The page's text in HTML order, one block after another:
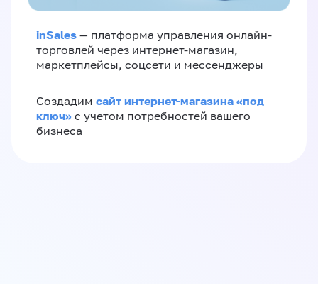
inSales — платформа управления онлайн-
торговлей через интернет-магазин,
маркетплейсы, соцсети и мессенджеры
Создадим сайт интернет-магазина «под
ключ» с учетом потребностей вашего
бизнеса